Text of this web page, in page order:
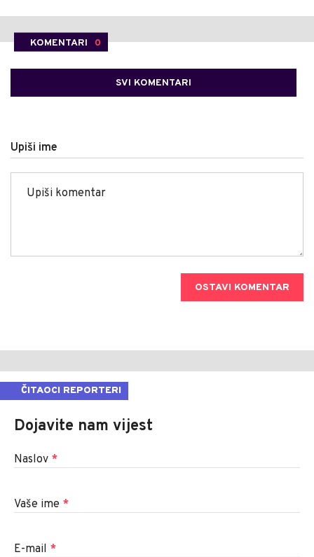
KOMENTARI 0
SVI KOMENTARI
Upiši ime
OSTAVI KOMENTAR
ČITAOCI REPORTERI
Dojavite nam vijest
Naslov *
Vaše ime *
E-mail *